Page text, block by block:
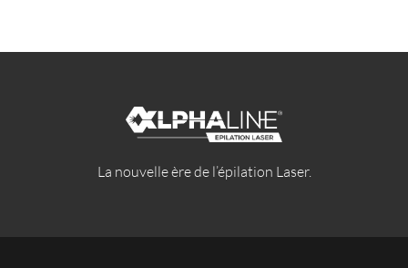
La nouvelle ère de l’épilation Laser.